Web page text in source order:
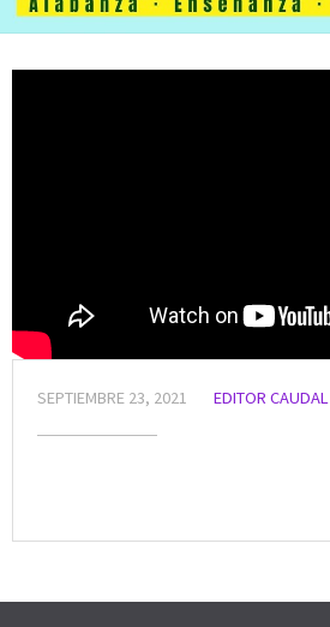
SEPTIEMBRE 23, 2021 EDITOR CAUDAL